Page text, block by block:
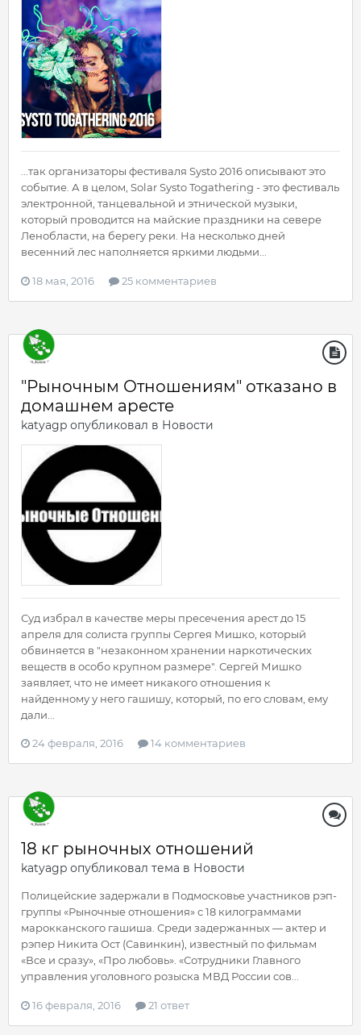
...так организаторы фестиваля Systo 2016 описывают это
событие. А в целом, Solar Systo Togathering - это фестиваль
электронной, танцевальной и этнической музыки,
который проводится на майские праздники на севере
Ленобласти, на берегу реки. На несколько дней
весенний лес наполняется яркими людьми...
18 мая, 2016 25 комментариев
"Рыночным Отношениям" отказано в
домашнем аресте
katyagp опубликовал в Новости
Суд избрал в качестве меры пресечения арест до 15
апреля для солиста группы Сергея Мишко, который
обвиняется в "незаконном хранении наркотических
веществ в особо крупном размере". Сергей Мишко
заявляет, что не имеет никакого отношения к
найденному у него гашишу, который, по его словам, ему
дали...
24 февраля, 2016 14 комментариев
18 кг рыночных отношений
katyagp опубликовал тема в Новости
Полицейские задержали в Подмосковье участников рэп-
группы «Рыночные отношения» с 18 килограммами
марокканского гашиша. Среди задержанных — актер и
рэпер Никита Ост (Савинкин), известный по фильмам
«Все и сразу», «Про любовь». «Сотрудники Главного
управления уголовного розыска МВД России сов...
16 февраля, 2016 21 ответ